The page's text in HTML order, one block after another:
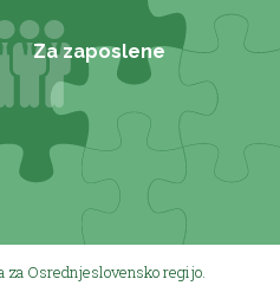
Za zaposlene
za Osrednjeslovensko regijo.